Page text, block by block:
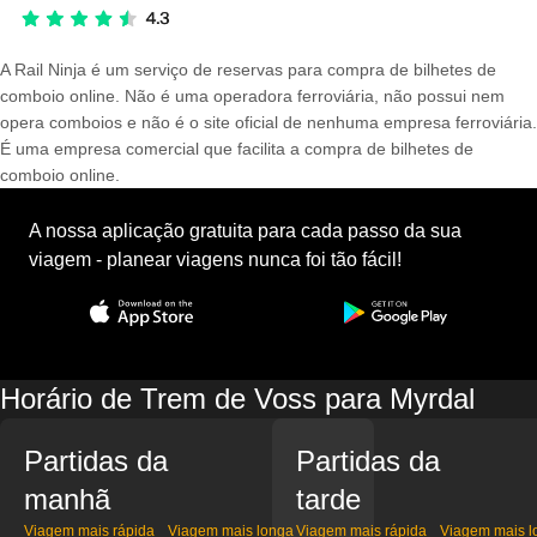
A Rail Ninja é um serviço de reservas para compra de bilhetes de
comboio online. Não é uma operadora ferroviária, não possui nem
opera comboios e não é o site oficial de nenhuma empresa ferroviária.
É uma empresa comercial que facilita a compra de bilhetes de
comboio online.
A nossa aplicação gratuita para cada passo da sua
viagem - planear viagens nunca foi tão fácil!
Horário de Trem de Voss para Myrdal
Partidas da
manhã
Viagem mais rápida Viagem mais longa
Partidas da
tarde
Viagem mais rápida Viagem mais